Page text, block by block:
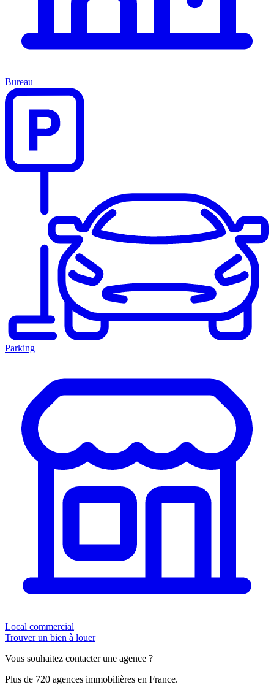
Bureau
Parking
Local commercial
Trouver un bien à louer
Vous souhaitez contacter une agence ?
Plus de 720 agences immobilières en France.